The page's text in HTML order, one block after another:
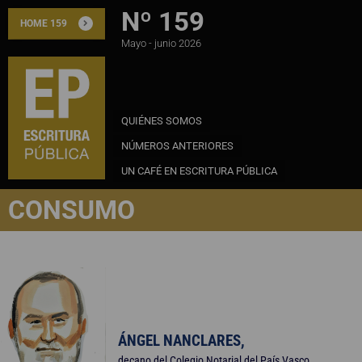
HOME 159 Nº 159
Mayo - junio 2026
QUIÉNES SOMOS
NÚMEROS ANTERIORES
UN CAFÉ EN ESCRITURA PÚBLICA
PROTECCIÓN AL
CONSUMO
ÁNGEL NANCLARES,